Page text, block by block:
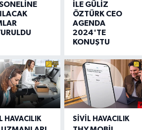
İLE GÜLİZ
ÖZTÜRK CEO
AGENDA
2024'TE
KONUŞTU
HAVACILIK SIVIL HAVACILIK